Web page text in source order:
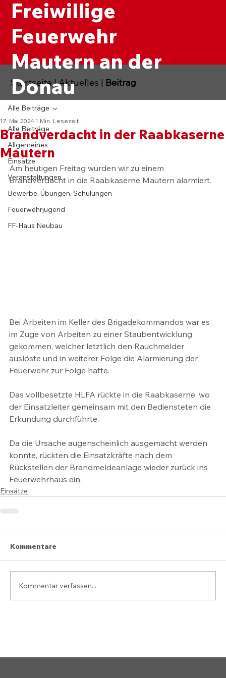
Freiwillige
Feuerwehr
Mautern an der
Donau
Alle Beiträge
Allgemeines
Einsätze
Veranstaltungen
Bewerbe, Übungen, Schulungen
Feuerwehrjugend
FF-Haus Neubau
Alle Beiträge
Brandverdacht in der Raabkaserne
Mautern
17. Mai 2024 1 Min. Lesezeit
Am heutigen Freitag wurden wir zu einem
Brandverdacht in die Raabkaserne Mautern alarmiert.
Bei Arbeiten im Keller des Brigadekommandos war es
im Zuge von Arbeiten zu einer Staubentwicklung
gekommen, welcher letztlich den Rauchmelder
auslöste und in weiterer Folge die Alarmierung der
Feuerwehr zur Folge hatte.
Das vollbesetzte HLFA rückte in die Raabkaserne, wo
der Einsatzleiter gemeinsam mit den Bediensteten die
Erkundung durchführte.
Da die Ursache augenscheinlich ausgemacht werden
konnte, rückten die Einsatzkräfte nach dem
Rückstellen der Brandmeldeanlage wieder zurück ins
Feuerwehrhaus ein.
Einsätze
Kommentare
Kommentar verfassen...
Startseite|Aktuelles | Beitrag